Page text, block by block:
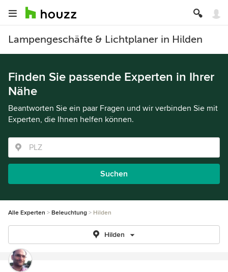
Lampengeschäfte & Lichtplaner in Hilden
Finden Sie passende Experten in Ihrer
Nähe
Beantworten Sie ein paar Fragen und wir verbinden Sie mit
Experten, die Ihnen helfen können.
Suchen
Alle Experten Beleuchtung Hilden
Hilden